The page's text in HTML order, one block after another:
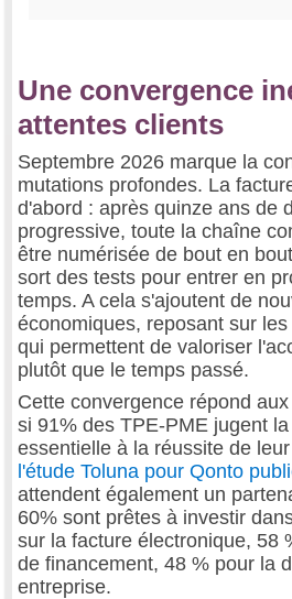
Une convergence
attentes clients
Septembre 2026 marque la
mutations profondes. La
d'abord : après quinze ans de
progressive, toute la chaîne
être numérisée de bout en
sort des tests pour entrer en
temps. A cela s'ajoutent de
économiques, reposant sur
qui permettent de valoriser
plutôt que le temps passé.
Cette convergence répond
si 91% des TPE-PME jugent
essentielle à la réussite de
l'étude Toluna pour Qonto
attendent également un
60% sont prêtes à investir
sur la facture électronique, 58
de financement, 48 % pour la
entreprise.